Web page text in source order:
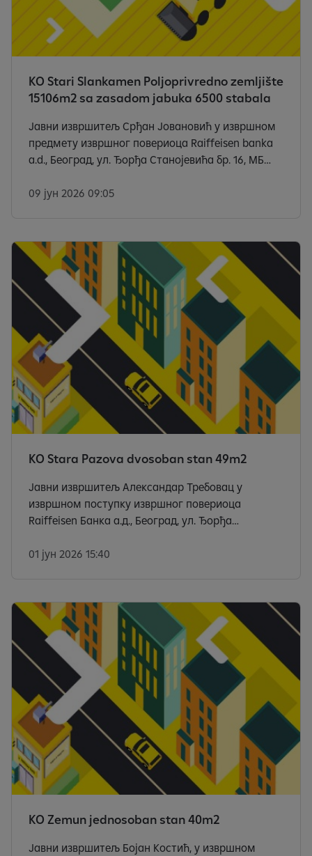
KO Stari Slankamen Poljoprivredno zemljište
15106m2 sa zasadom jabuka 6500 stabala
Јавни извршитељ Срђан Јовановић у извршном
предмету извршног повериоца Raiffeisen banka
a.d., Београд, ул. Ђорђа Станојевића бр. 16, МБ
Закона о извршењу и обезбеђењу („Сл. гласник
— аутентично тумачење), доноси следећи
закључак:
09 јун 2026 09:05
KO Stara Pazova dvosoban stan 49m2
Јавни извршитељ Александар Требовац у
извршном поступку извршног повериоца
Raiffeisen Банка а.д., Београд, ул. Ђорђа
Решења о извршењу Основног суда уВеликој
доноси следећи:
01 јун 2026 15:40
KO Zemun jednosoban stan 40m2
Јавни извршитељ Бојан Костић, у извршном